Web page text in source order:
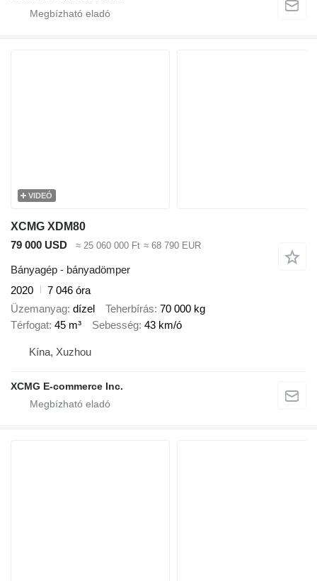
VIDEÓ
XCMG XDM80
79 000 USD
≈ 25 060 000 Ft ≈ 68 790 EUR
Bányagép - bányadömper
2020
7 046 óra
Üzemanyag dízel Teherbírás 70 000 kg
Térfogat 45 m³ Sebesség 43 km/ó
Kína, Xuzhou
XCMG E-commerce Inc.